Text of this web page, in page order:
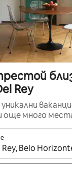
Rey
още много
се